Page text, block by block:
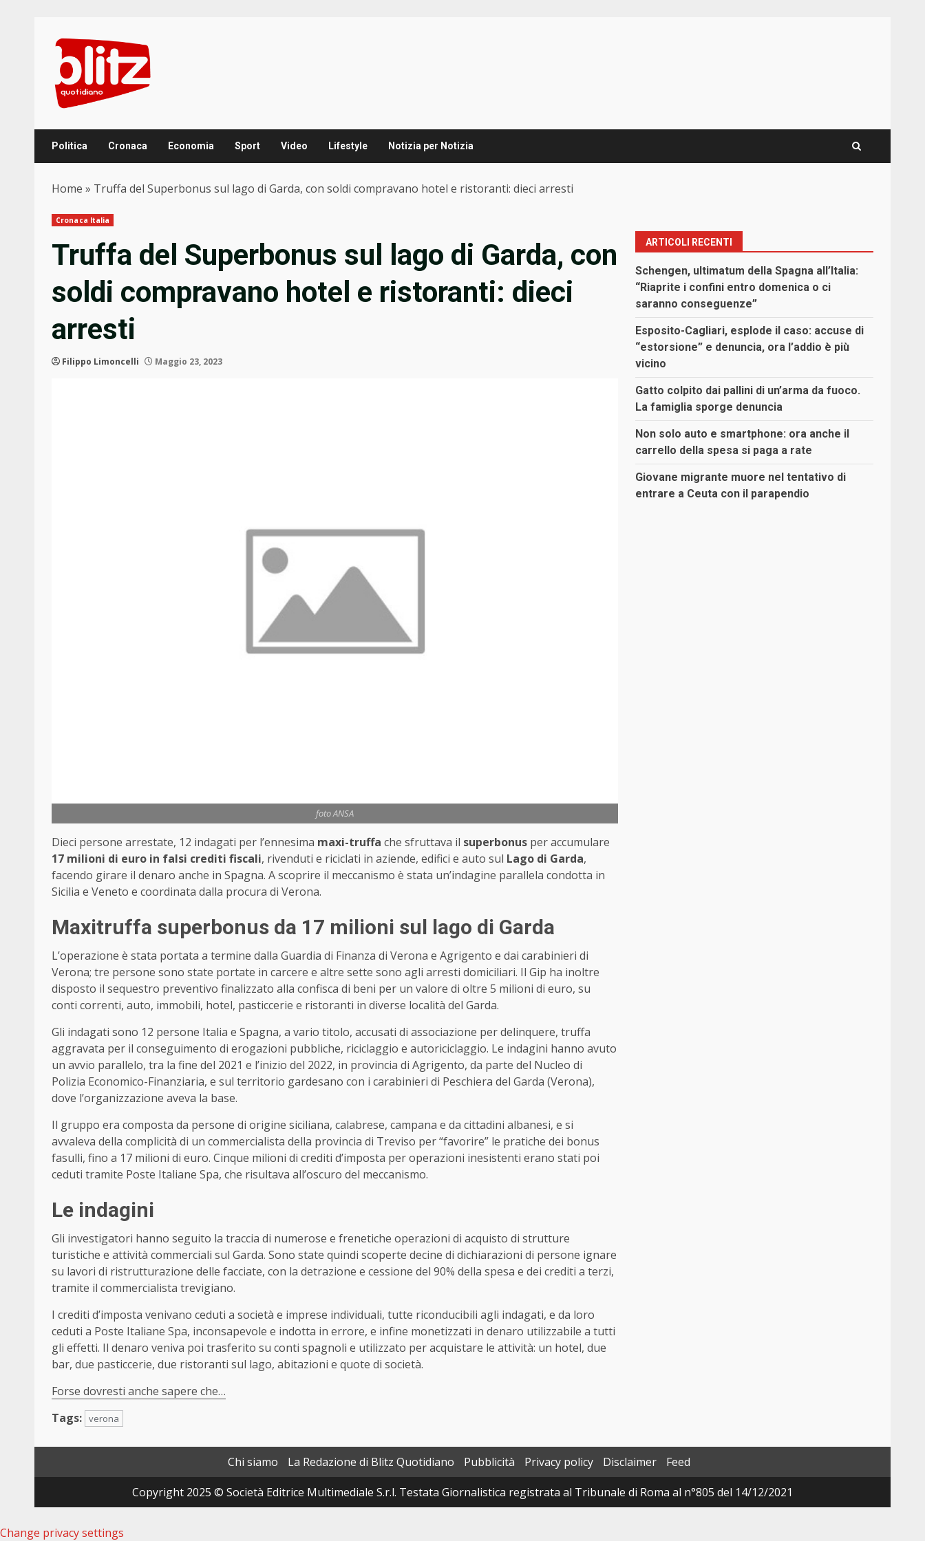
content
Politica Cronaca Economia Sport Video Lifestyle Notizia per Notizia
Home » Truffa del Superbonus sul lago di Garda, con soldi compravano hotel e ristoranti: dieci arresti
Cronaca Italia
Truffa del Superbonus sul lago di Garda, con
soldi compravano hotel e ristoranti: dieci
arresti
Filippo Limoncelli Maggio 23, 2023
foto ANSA
Dieci persone arrestate, 12 indagati per l’ennesima maxi-truffa che sfruttava il superbonus per accumulare
17 milioni di euro in falsi crediti fiscali, rivenduti e riciclati in aziende, edifici e auto sul Lago di Garda,
facendo girare il denaro anche in Spagna. A scoprire il meccanismo è stata un’indagine parallela condotta in
Sicilia e Veneto e coordinata dalla procura di Verona.
Maxitruffa superbonus da 17 milioni sul lago di Garda
L’operazione è stata portata a termine dalla Guardia di Finanza di Verona e Agrigento e dai carabinieri di
Verona; tre persone sono state portate in carcere e altre sette sono agli arresti domiciliari. Il Gip ha inoltre
disposto il sequestro preventivo finalizzato alla confisca di beni per un valore di oltre 5 milioni di euro, su
conti correnti, auto, immobili, hotel, pasticcerie e ristoranti in diverse località del Garda.
Gli indagati sono 12 persone Italia e Spagna, a vario titolo, accusati di associazione per delinquere, truffa
aggravata per il conseguimento di erogazioni pubbliche, riciclaggio e autoriciclaggio. Le indagini hanno avuto
un avvio parallelo, tra la fine del 2021 e l’inizio del 2022, in provincia di Agrigento, da parte del Nucleo di
Polizia Economico-Finanziaria, e sul territorio gardesano con i carabinieri di Peschiera del Garda (Verona),
dove l’organizzazione aveva la base.
Il gruppo era composta da persone di origine siciliana, calabrese, campana e da cittadini albanesi, e si
avvaleva della complicità di un commercialista della provincia di Treviso per “favorire” le pratiche dei bonus
fasulli, fino a 17 milioni di euro. Cinque milioni di crediti d’imposta per operazioni inesistenti erano stati poi
ceduti tramite Poste Italiane Spa, che risultava all’oscuro del meccanismo.
Le indagini
Gli investigatori hanno seguito la traccia di numerose e frenetiche operazioni di acquisto di strutture
turistiche e attività commerciali sul Garda. Sono state quindi scoperte decine di dichiarazioni di persone ignare
su lavori di ristrutturazione delle facciate, con la detrazione e cessione del 90% della spesa e dei crediti a terzi,
tramite il commercialista trevigiano.
I crediti d’imposta venivano ceduti a società e imprese individuali, tutte riconducibili agli indagati, e da loro
ceduti a Poste Italiane Spa, inconsapevole e indotta in errore, e infine monetizzati in denaro utilizzabile a tutti
gli effetti. Il denaro veniva poi trasferito su conti spagnoli e utilizzato per acquistare le attività: un hotel, due
bar, due pasticcerie, due ristoranti sul lago, abitazioni e quote di società.
Forse dovresti anche sapere che…
Tags: verona
ARTICOLI RECENTI
Schengen, ultimatum della Spagna all’Italia:
“Riaprite i confini entro domenica o ci
saranno conseguenze”
Esposito-Cagliari, esplode il caso: accuse di
“estorsione” e denuncia, ora l’addio è più
vicino
Gatto colpito dai pallini di un’arma da fuoco.
La famiglia sporge denuncia
Non solo auto e smartphone: ora anche il
carrello della spesa si paga a rate
Giovane migrante muore nel tentativo di
entrare a Ceuta con il parapendio
Chi siamo La Redazione di Blitz Quotidiano Pubblicità Privacy policy Disclaimer
Feed
Copyright 2025 © Società Editrice Multimediale S.r.l. Testata Giornalistica registrata al Tribunale di Roma al n°805 del 14/12/2021
Change privacy settings